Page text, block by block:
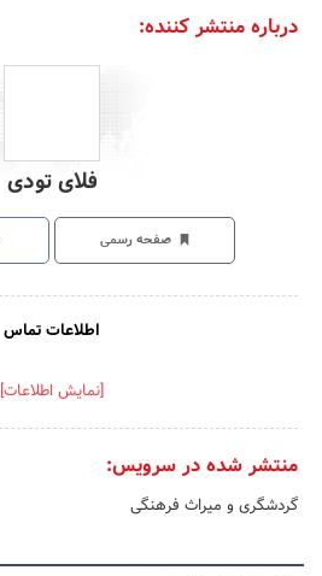
درباره منتشر کننده:
فلای تودی
صفحه رسمی
اطلاعات تماس
[نمایش اطلاعات]
منتشر شده در سرویس:
گردشگری و میراث فرهنگی